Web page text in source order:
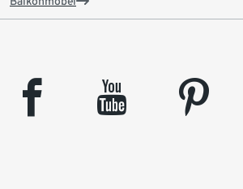
facebook youtube pinterest